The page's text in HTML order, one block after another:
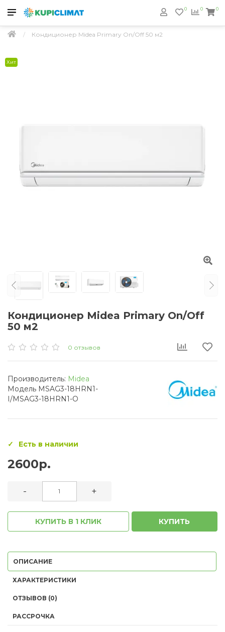
0
0 0
Кондиционер Midea Primary On/Off 50 м2
Хит
Кондиционер Midea Primary On/Off
50 м2
0 отзывов
Производитель: Midea
Модель MSAG3-18HRN1-
I/MSAG3-18HRN1-O
Есть в наличии
2600р.
- +
КУПИТЬ В 1 КЛИК КУПИТЬ
ОПИСАНИЕ
ХАРАКТЕРИСТИКИ
ОТЗЫВОВ (0)
РАССРОЧКА